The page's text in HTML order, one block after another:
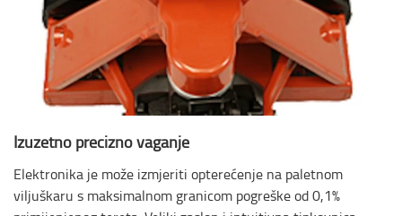
Izuzetno precizno vaganje
Elektronika je može izmjeriti opterećenje na paletnom
viljuškaru s maksimalnom granicom pogreške od 0,1%